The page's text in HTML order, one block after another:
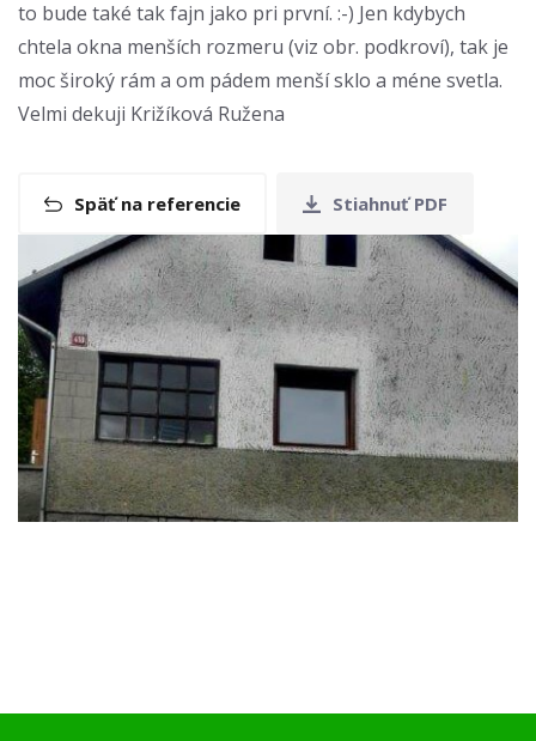
to bude také tak fajn jako pri první. :-) Jen kdybych
chtela okna menších rozmeru (viz obr. podkroví), tak je
moc široký rám a om pádem menší sklo a méne svetla.
Velmi dekuji Križíková Ružena
Späť na referencie Stiahnuť PDF